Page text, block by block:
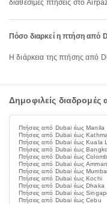
διαθέσιμες πτήσεις στο
Πόσο διαρκεί η πτήση από
Η διάρκεια της πτήσης
Δημοφιλείς
Πτήσεις από Dubai έως Manila
Πτήσεις από Dubai έως
Πτήσεις από Dubai έως Kuala
Πτήσεις από Dubai έως
Πτήσεις από Dubai έως
Πτήσεις από Dubai έως Amman
Πτήσεις από Dubai έως
Πτήσεις από Dubai έως Kochi
Πτήσεις από Dubai έως Dhaka
Πτήσεις από Dubai έως
Πτήσεις από Dubai έως Cebu